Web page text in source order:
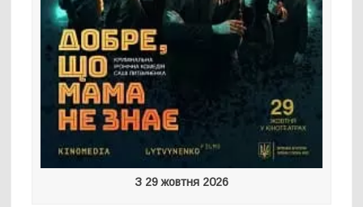
З 29 жовтня 2026